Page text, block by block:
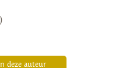
deze auteur